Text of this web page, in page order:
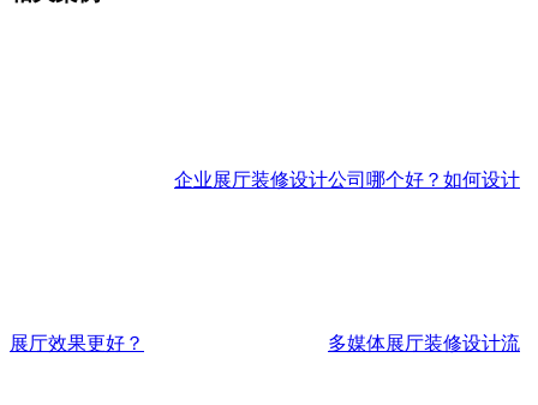
企业展厅装修设计公司哪个好？如何设计
展厅效果更好？ 多媒体展厅装修设计流